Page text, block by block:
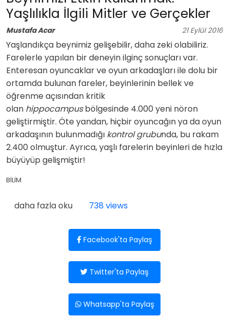
Yaşlılıkla İlgili Mitler ve Gerçekler
Mustafa Acar 21 Eylül 2016
Yaşlandıkça beynimiz gelişebilir, daha zeki olabiliriz.
Farelerle yapılan bir deneyin ilginç sonuçları var.
Enteresan oyuncaklar ve oyun arkadaşları ile dolu bir
ortamda bulunan fareler, beyinlerinin bellek ve
öğrenme açısından kritik
olan hippocampusbölgesinde 4.000 yeni nöron
geliştirmiştir. Öte yandan, hiçbir oyuncağın ya da oyun
arkadaşının bulunmadığı kontrol grubunda, bu rakam
2.400 olmuştur. Ayrıca, yaşlı farelerin beyinleri de hızla
büyüyüp gelişmiştir!
BİLİM
Beynimizi Etkin Kullanmak: Yaşlılıkla İlgili Mitler ve
daha fazla oku 738 views
Facebook'ta Paylaş
Twitter'ta Paylaş
Whatsapp'ta Paylaş